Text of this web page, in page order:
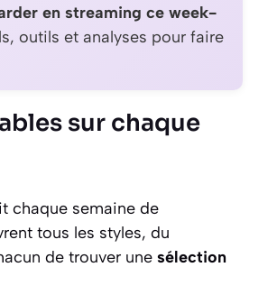
en streaming ce week-
outils et analyses pour faire
sur chaque
chaque semaine de
tous les styles, du
de trouver une sélection